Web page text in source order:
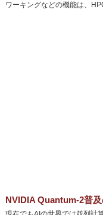
ワーキングなどの機能は、
NVIDIA Quantum-2普